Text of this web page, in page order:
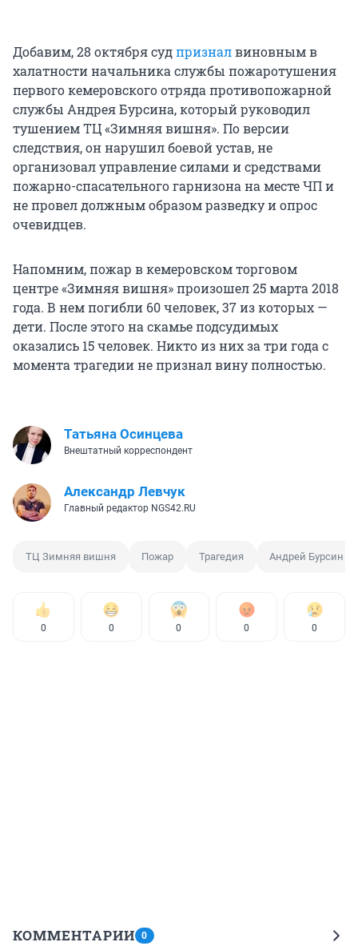
Добавим, 28 октября судпризналвиновным в
халатности начальника службы пожаротушения
первого кемеровского отряда противопожарной
службы Андрея Бурсина, который руководил
тушением ТЦ «Зимняя вишня». По версии
следствия, он нарушил боевой устав, не
организовал управление силами и средствами
пожарно-спасательного гарнизона на месте ЧП и
не провел должным образом разведку и опрос
очевидцев.
Напомним, пожар в кемеровском торговом
центре «Зимняя вишня» произошел 25 марта 2018
года. В нем погибли 60 человек, 37 из которых —
дети. После этого на скамье подсудимых
оказались 15 человек. Никто из них за три года с
момента трагедии не признал вину полностью.
Татьяна Осинцева
Внештатный корреспондент
Александр Левчук
Главный редактор NGS42.RU
ТЦ Зимняя вишня Пожар Трагедия Андрей Бурсин
0 0 0 0 0
КОММЕНТАРИИ 0